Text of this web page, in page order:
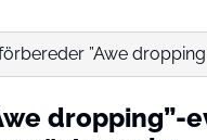
”Awe
dropping”-